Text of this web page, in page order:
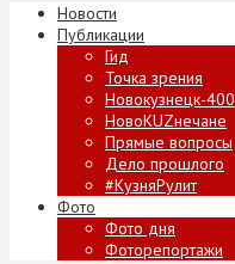
Новости
Публикации
Гид
Точка зрения
Новокузнецк-400
НовоKUZнечане
Прямые вопросы
Дело прошлого
#КузняРулит
Фото
Фото дня
Фоторепортажи